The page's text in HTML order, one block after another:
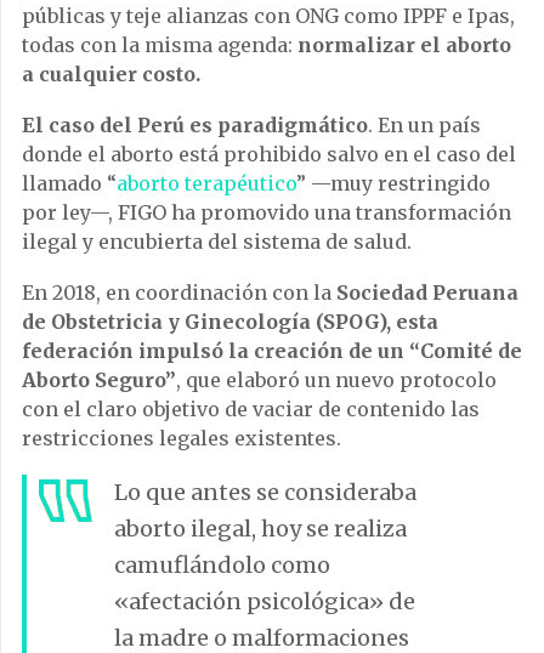
públicas y teje alianzas con ONG como IPPF e Ipas,
todas con la misma agenda: normalizar el aborto
a cualquier costo.
El caso del Perú es paradigmático. En un país
donde el aborto está prohibido salvo en el caso del
llamado “aborto terapéutico” —muy restringido
por ley—, FIGO ha promovido una transformación
ilegal y encubierta del sistema de salud.
En 2018, en coordinación con la Sociedad Peruana
de Obstetricia y Ginecología (SPOG), esta
federación impulsó la creación de un “Comité de
Aborto Seguro”, que elaboró un nuevo protocolo
con el claro objetivo de vaciar de contenido las
restricciones legales existentes.
Lo que antes se consideraba
aborto ilegal, hoy se realiza
camuflándolo como
«afectación psicológica» de
la madre o malformaciones